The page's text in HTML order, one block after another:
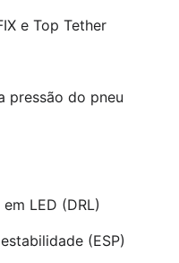
e Top Tether
pressão do pneu
LED (DRL)
(ESP)